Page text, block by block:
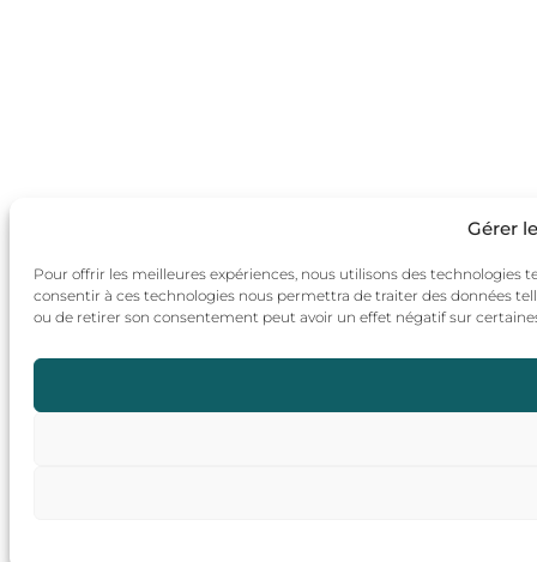
Gérer
Pour offrir les meilleures expériences, nous utilisons des technologies
consentir à ces technologies nous permettra de traiter des données
ou de retirer son consentement peut avoir un effet négatif sur